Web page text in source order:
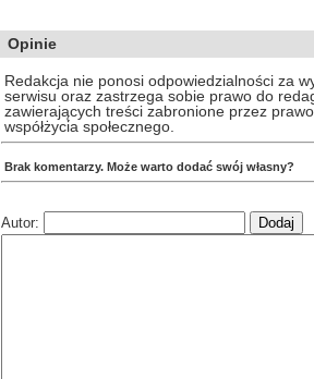
Opinie
Redakcja nie ponosi odpowiedzialności za
serwisu oraz zastrzega sobie prawo do
zawierających treści zabronione przez
współżycia społecznego.
Brak komentarzy. Może warto dodać swój własny?
Autor: